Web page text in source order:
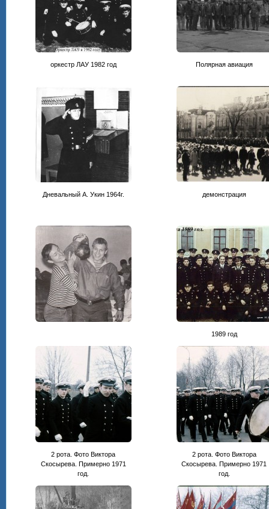
оркестр ЛАУ 1982 год Полярная авиация
Дневальный А. Укин 1964г. демонстрация
1989 год
2 рота. Фото Виктора
Скосырева. Примерно 1971
год.
2 рота. Фото Виктора
Скосырева. Примерно 1971
год.